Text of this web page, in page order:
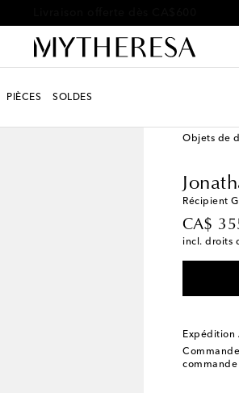
PIÈCES SOLDES
Objets de
Récipient
CA$
original
incl. droits
Expédition